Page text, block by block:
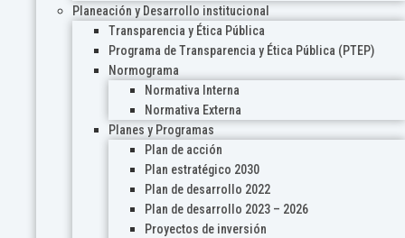
Planeación y Desarrollo institucional
Transparencia y Ética Pública
Programa de Transparencia y Ética Pública (PTEP)
Normograma
Normativa Interna
Normativa Externa
Planes y Programas
Plan de acción
Plan estratégico 2030
Plan de desarrollo 2022
Plan de desarrollo 2023 – 2026
Proyectos de inversión